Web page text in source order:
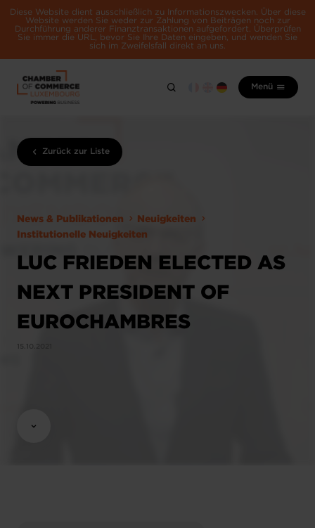
Diese Website dient ausschließlich zu Informationszwecken. Über diese
Website werden Sie weder zur Zahlung von Beiträgen noch zur
Durchführung anderer Finanztransaktionen aufgefordert. Überprüfen
Sie immer die URL, bevor Sie Ihre Daten eingeben, und wenden Sie
sich im Zweifelsfall direkt an uns.
Menü
Zurück zur Liste
News & Publikationen
Neuigkeiten
Institutionelle Neuigkeiten
LUC FRIEDEN ELECTED AS
NEXT PRESIDENT OF
EUROCHAMBRES
15.10.2021